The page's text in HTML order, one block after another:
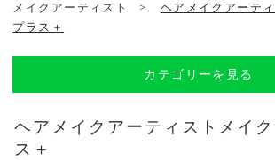
メイクアーティスト
>
ヘアメイクアーテ
プラス＋
カテゴリーを見る
ヘアメイクアーティストメイ
ス＋